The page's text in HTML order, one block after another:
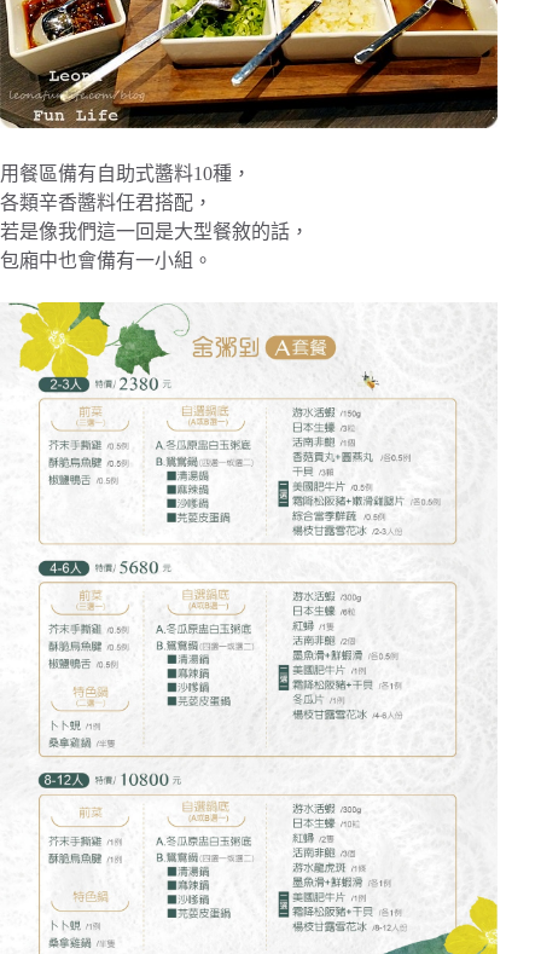
用餐區備有自助式醬料10種，
各類辛香醬料任君搭配，
若是像我們這一回是大型餐敘的話，
包廂中也會備有一小組。